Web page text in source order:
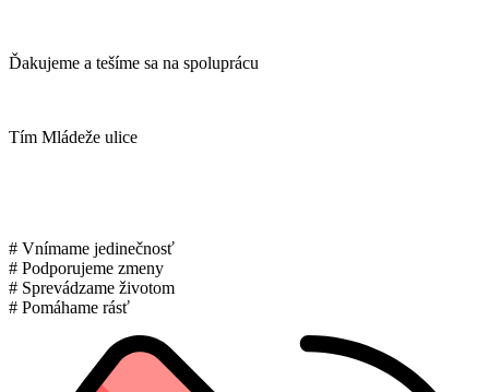
Ďakujeme a tešíme sa na spoluprácu
Tím Mládeže ulice
# Vnímame jedinečnosť
# Podporujeme zmeny
# Sprevádzame životom
# Pomáhame rásť